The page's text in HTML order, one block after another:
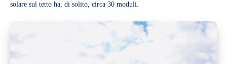
solare sul tetto ha, di solito, circa 30 moduli.